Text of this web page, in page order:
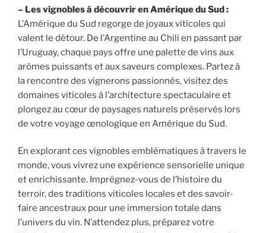
– Les vignobles à découvrir en Amérique du Sud :
L’Amérique du Sud regorge de joyaux viticoles qui
valent le détour. De l’Argentine au Chili en passant par
l’Uruguay, chaque pays offre une palette de vins aux
arômes puissants et aux saveurs complexes. Partez à
la rencontre des vignerons passionnés, visitez des
domaines viticoles à l’architecture spectaculaire et
plongez au cœur de paysages naturels préservés lors
de votre voyage œnologique en Amérique du Sud.
En explorant ces vignobles emblématiques à travers le
monde, vous vivrez une expérience sensorielle unique
et enrichissante. Imprégnez-vous de l’histoire du
terroir, des traditions viticoles locales et des savoir-
faire ancestraux pour une immersion totale dans
l’univers du vin. N’attendez plus, préparez votre